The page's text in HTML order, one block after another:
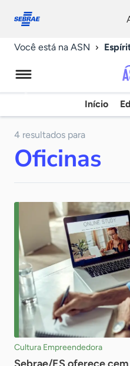
conosco
Você está na ASN
Início
4 resultados para
Oficinas
Cultura Empreendedora